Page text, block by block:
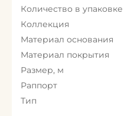
Количество в упаковке
Коллекция
Материал основания
Материал покрытия
Размер, м
Раппорт
Тип